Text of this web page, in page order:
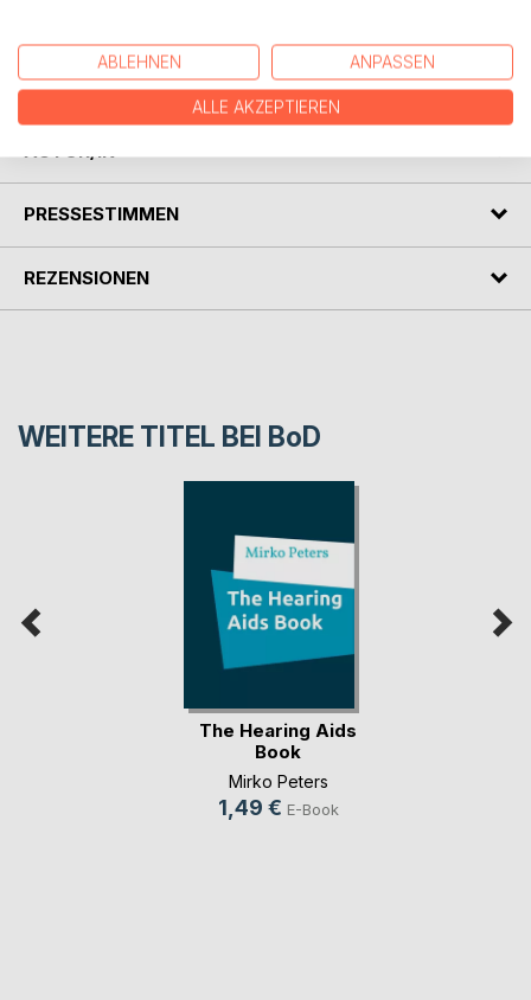
in the ear come from with tinnitus? What tinnitus therapies
are there ? We follow the trail of tinnitus.
PRESSESTIMMEN
REZENSIONEN
WEITERE TITEL BEI BoD
The Hearing Aids
Book
Mirko Peters
1,49 € E-Book
ABLEHNEN ANPASSEN
ALLE AKZEPTIEREN